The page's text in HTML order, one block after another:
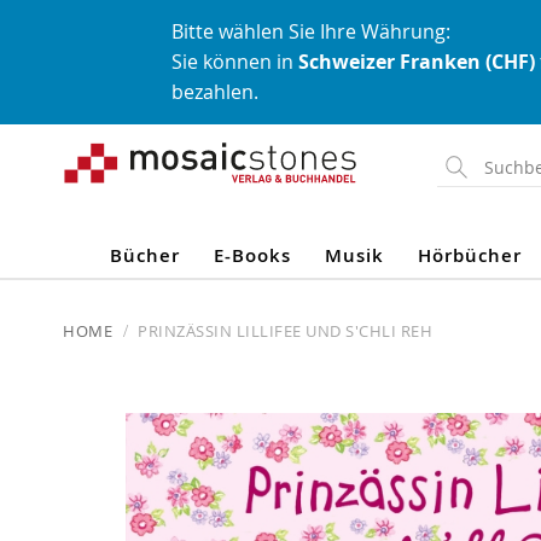
Bitte wählen Sie Ihre Währung:
Sie können in Schweizer Franken (CHF)
bezahlen.
Direkt
zum
Bücher E-Books Musik Hörbücher
HOME PRINZÄSSIN LILLIFEE UND S'CHLI REH